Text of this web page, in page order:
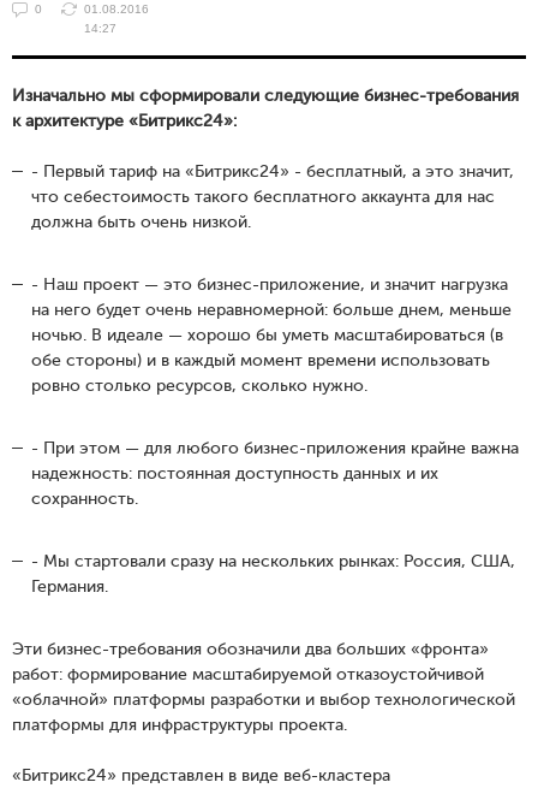
0
01.08.2016
14:27
Изначально мы сформировали следующие бизнес-требования
к архитектуре «Битрикс24»:
- Первый тариф на «Битрикс24» - бесплатный, а это значит,
что себестоимость такого бесплатного аккаунта для нас
должна быть очень низкой.
- Наш проект — это бизнес-приложение, и значит нагрузка
на него будет очень неравномерной: больше днем, меньше
ночью. В идеале — хорошо бы уметь масштабироваться (в
обе стороны) и в каждый момент времени использовать
ровно столько ресурсов, сколько нужно.
- При этом — для любого бизнес-приложения крайне важна
надежность: постоянная доступность данных и их
сохранность.
- Мы стартовали сразу на нескольких рынках: Россия, США,
Германия.
Эти бизнес-требования обозначили два больших «фронта»
работ: формирование масштабируемой отказоустойчивой
«облачной» платформы разработки и выбор технологической
платформы для инфраструктуры проекта.
«Битрикс24» представлен в виде веб-кластера